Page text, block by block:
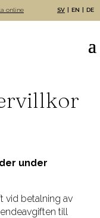
online SV EN DE
under
vid betalning av
till